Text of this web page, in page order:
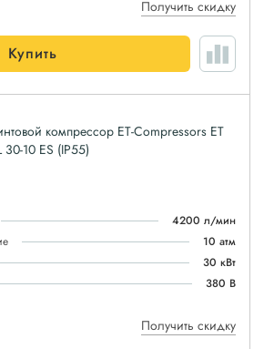
Получить скидку
Купить
компрессор ET-Compressors ET
30-10 ES (IP55)
4200 л/мин
10 атм
30 кВт
380 В
Получить скидку